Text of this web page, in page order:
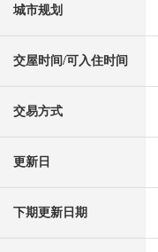
城市规划
交屋时间/可入住时间
交易方式
更新日
下期更新日期